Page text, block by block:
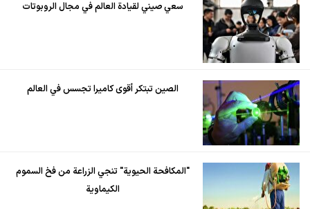
سعي صيني لقيادة العالم في مجال الروبوتات
الصين تبتكر أقوى كاميرا تجسس في العالم
"المكافحة الحيوية" تنجي الزراعة من فخ السموم
الكيماوية